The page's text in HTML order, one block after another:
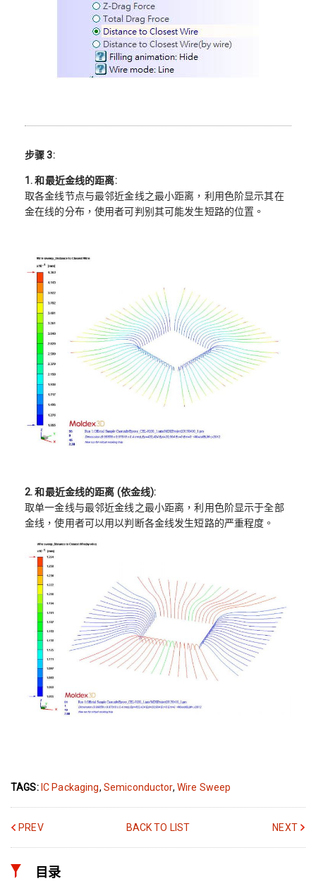
步骤 3:
1. 和最近金线的距离:
取各金线节点与最邻近金线之最小距离，利用色阶显示其在
金在线的分布，使用者可判别其可能发生短路的位置。
2. 和最近金线的距离 (依金线):
取单一金线与最邻近金线之最小距离，利用色阶显示于全部
金线，使用者可以用以判断各金线发生短路的严重程度。
TAGS: IC Packaging, Semiconductor, Wire Sweep
PREV BACK TO LIST NEXT
目录